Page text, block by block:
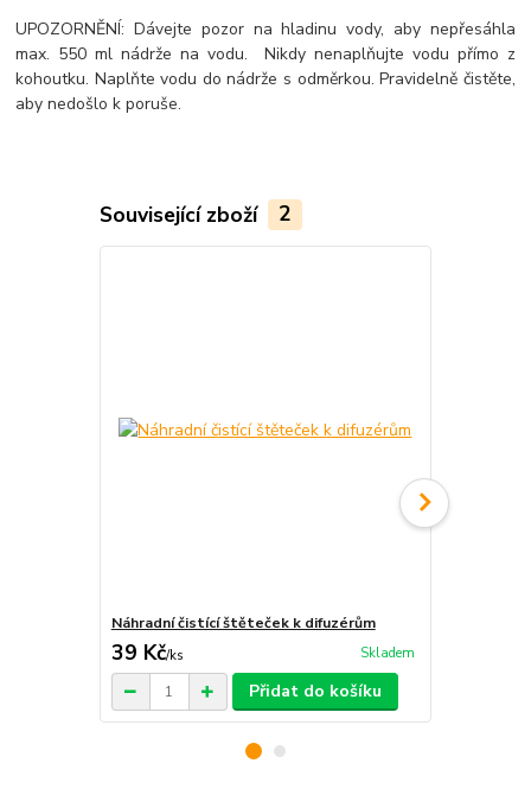
UPOZORNĚNÍ: Dávejte pozor na hladinu vody, aby nepřesáhla
max. 550 ml nádrže na vodu. Nikdy nenaplňujte vodu přímo z
kohoutku. Naplňte vodu do nádrže s odměrkou. Pravidelně čistěte,
aby nedošlo k poruše.
Související zboží 2
Náhradní čistící štěteček k difuzérům
39 Kč/ks Skladem
Přidat do košíku